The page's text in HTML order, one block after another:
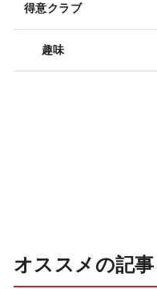
得意クラブ
趣味
オススメの記事